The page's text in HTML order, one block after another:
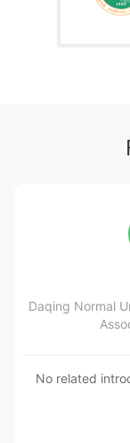
No related